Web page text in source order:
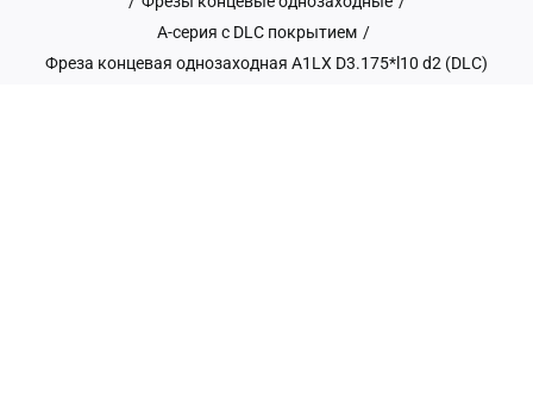
А-серия c DLC покрытием /
Фреза концевая однозаходная A1LX D3.175*l10 d2 (DLC)